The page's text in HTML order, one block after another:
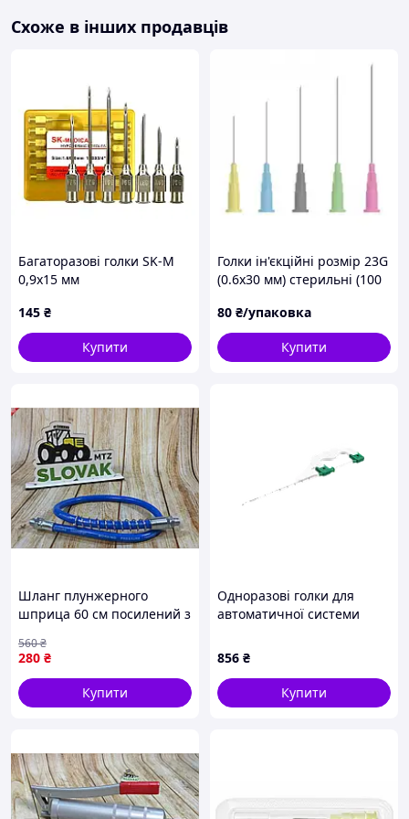
Голка вироблена з неіржавіючої хірургічної
сталі. Атравматична гостра заточка кінця типу
двох типів: зі знімною та незнімною голкою.
Рекомендуються для використання в медицині,
ветеринарії, косметології, стоматології.
Наявність європейських та американських
сертифікатів відповідності, а саме ISO 7886-1 (2)
ISO 8537 FDA 510 (K).
Інструкція з використання нанесена на кожне
Наявність проміжних пакувань, зручних для
транспортування та використання.
та ISO 8537:2016.
Стерилізовано:гетиленксидом.
Пакування:1 шт./блістер.
Кількість у ящику: 3000 шт./ящик, 100 шт./проміжна
коробка.
Асортимент шприців торгівельної марки "Віола" ТД
"Кампус Коттон Клаб"
Шприц ін'єк.інсуліновий 1мл з голкою U-40 Віола
Шприц ін'єк.однораз.з голкою 2мл з голкою Віола
Схоже в інших продавців
Багаторазові голки SK-M
0,9х15 мм
145 ₴
Купити
Голки ін'єкційні розмір 23G
(0.6х30 мм) стерильні (100
80 ₴/упаковка
Купити
Шланг плунжерного
шприца 60 см посилений з
процедур ін'єкцій забору
проб
280 ₴
560₴
Купити
Одноразові голки для
автоматичної системи
MAGNUM UC UNICORE
18G*120мм (UС18120-00)
856 ₴
Купити